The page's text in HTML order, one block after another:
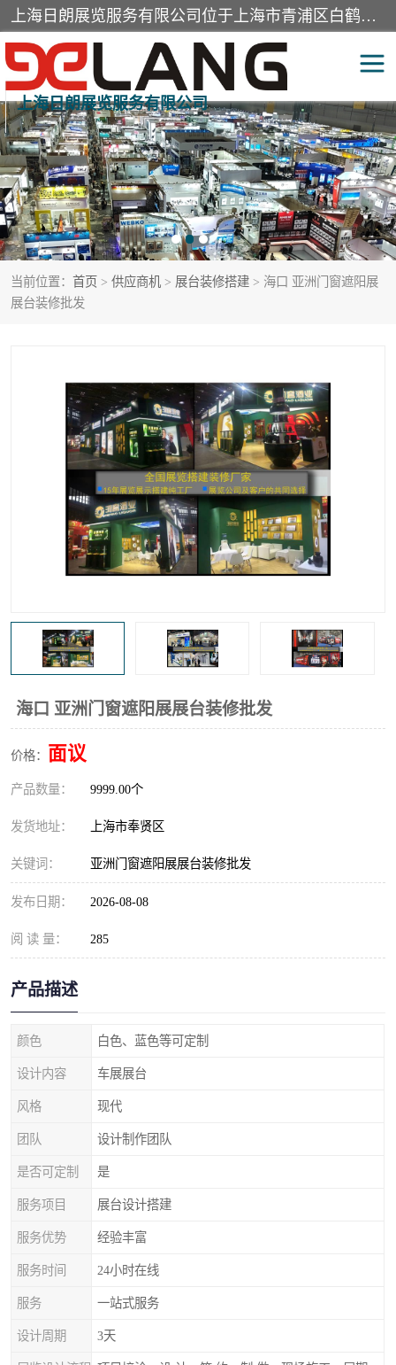
上海日朗展览服务有限公司位于上海市青浦区白鹤镇，营业范围有展览展示会务服务，室内装饰设计及施工，展示道具设计制作，舞台设计，图文设计，灯箱制作，园林绿化工程，广告装潢材料，建筑材料，办公用品，工艺礼品日用百货销售。
上海日朗展览服务有限公司
当前位置： 首页 > 供应商机 > 展台装修搭建 > 海口 亚洲门窗遮阳展
展台装修批发
海口 亚洲门窗遮阳展展台装修批发
价格： 面议
产品数量： 9999.00个
发货地址： 上海市奉贤区
关键词： 亚洲门窗遮阳展展台装修批发
发布日期： 2026-08-08
阅 读 量： 285
产品描述
颜色 白色、蓝色等可定制
设计内容 车展展台
风格 现代
团队 设计制作团队
是否可定制 是
服务项目 展台设计搭建
服务优势 经验丰富
服务时间 24小时在线
服务 一站式服务
设计周期 3天
展台装修搭建 活动会议执行
展厅装修 专柜制作
展会装修设计 展会搭建
活动策划 展会服务